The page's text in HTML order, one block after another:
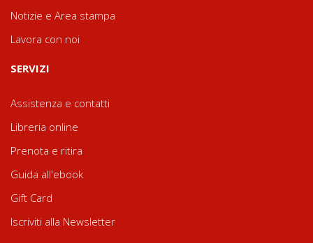
Notizie e Area stampa
Lavora con noi
SERVIZI
Assistenza e contatti
Libreria online
Prenota e ritira
Guida all'ebook
Gift Card
Iscriviti alla Newsletter